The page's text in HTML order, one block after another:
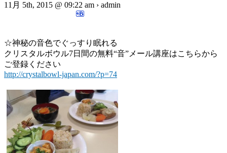
11月 5th, 2015 @ 09:22 am › admin
☆神秘の音色でぐっすり眠れる
クリスタルボウル7日間の無料“音”メール講座はこちらから
ご登録ください
http://crystalbowl-japan.com/?p=74